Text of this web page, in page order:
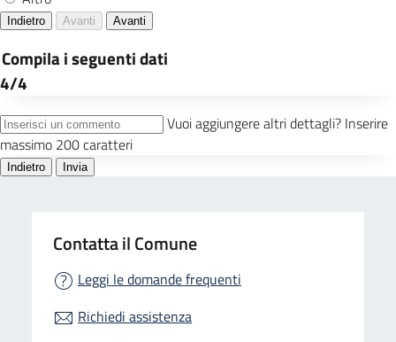
Contatta il Comune
Leggi le domande frequenti
Richiedi assistenza